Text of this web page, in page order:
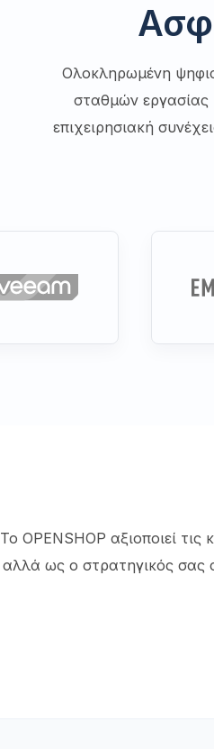
Ολοκληρωμένη
σταθμών εργασίας
επιχειρησιακή
Το OPENSHOP αξιοποιεί
αλλά ως ο στρατηγικός σας